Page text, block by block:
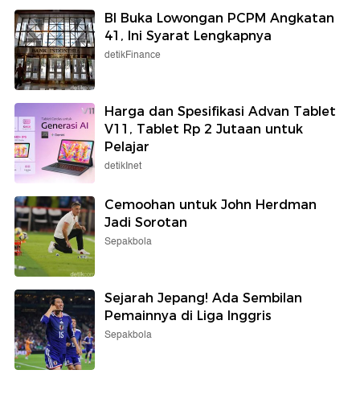
BI Buka Lowongan PCPM Angkatan
41, Ini Syarat Lengkapnya
detikFinance
Harga dan Spesifikasi Advan Tablet
V11, Tablet Rp 2 Jutaan untuk
Pelajar
detikInet
Cemoohan untuk John Herdman
Jadi Sorotan
Sepakbola
Sejarah Jepang! Ada Sembilan
Pemainnya di Liga Inggris
Sepakbola